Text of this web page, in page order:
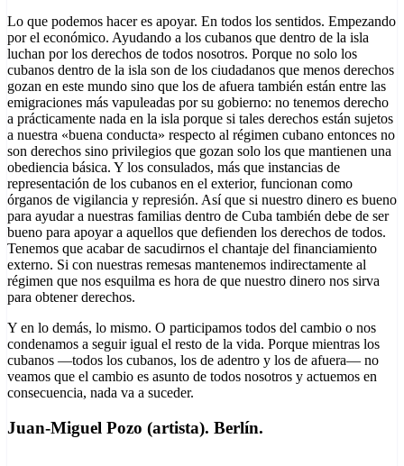
Lo que podemos hacer es apoyar. En todos los sentidos. Empezando
por el económico. Ayudando a los cubanos que dentro de la isla
luchan por los derechos de todos nosotros. Porque no solo los
cubanos dentro de la isla son de los ciudadanos que menos derechos
gozan en este mundo sino que los de afuera también están entre las
emigraciones más vapuleadas por su gobierno: no tenemos derecho
a prácticamente nada en la isla porque si tales derechos están sujetos
a nuestra «buena conducta» respecto al régimen cubano entonces no
son derechos sino privilegios que gozan solo los que mantienen una
obediencia básica. Y los consulados, más que instancias de
representación de los cubanos en el exterior, funcionan como
órganos de vigilancia y represión. Así que si nuestro dinero es bueno
para ayudar a nuestras familias dentro de Cuba también debe de ser
bueno para apoyar a aquellos que defienden los derechos de todos.
Tenemos que acabar de sacudirnos el chantaje del financiamiento
externo. Si con nuestras remesas mantenemos indirectamente al
régimen que nos esquilma es hora de que nuestro dinero nos sirva
para obtener derechos.
Y en lo demás, lo mismo. O participamos todos del cambio o nos
condenamos a seguir igual el resto de la vida. Porque mientras los
cubanos —todos los cubanos, los de adentro y los de afuera— no
veamos que el cambio es asunto de todos nosotros y actuemos en
consecuencia, nada va a suceder.
Juan-Miguel Pozo (artista). Berlín.